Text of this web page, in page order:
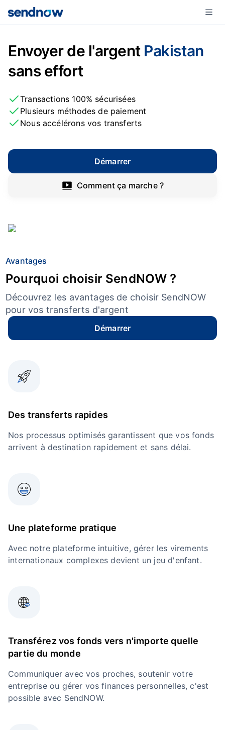
Envoyer de l'argent Pakistan
sans effort
Transactions 100% sécurisées
Plusieurs méthodes de paiement
Nous accélérons vos transferts
Démarrer
Comment ça marche ?
Avantages
Pourquoi choisir SendNOW ?
Découvrez les avantages de choisir SendNOW
pour vos transferts d'argent
Démarrer
Des transferts rapides
Nos processus optimisés garantissent que vos fonds
arrivent à destination rapidement et sans délai.
Une plateforme pratique
Avec notre plateforme intuitive, gérer les virements
internationaux complexes devient un jeu d'enfant.
Transférez vos fonds vers n'importe quelle
partie du monde
Communiquer avec vos proches, soutenir votre
entreprise ou gérer vos finances personnelles, c'est
possible avec SendNOW.